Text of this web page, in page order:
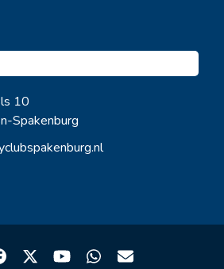
10
Spakenburg
Facebook
TwitterYouTubeWhatsapp
Email